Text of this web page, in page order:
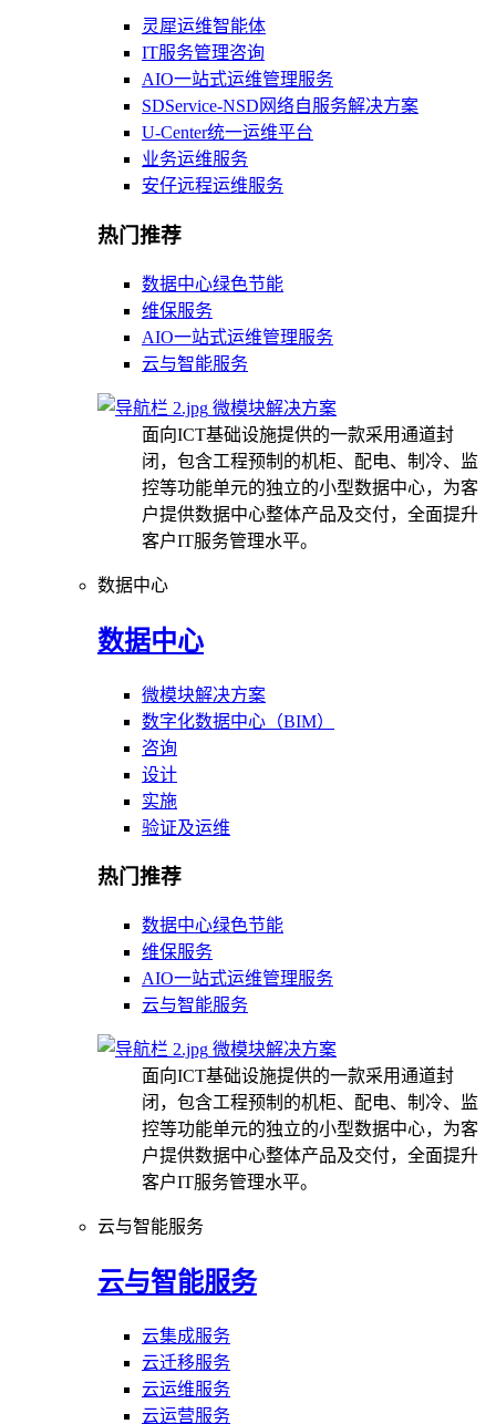
灵犀运维智能体
IT服务管理咨询
AIO一站式运维管理服务
SDService-NSD网络自服务解决方案
U-Center统一运维平台
业务运维服务
安仔远程运维服务
热门推荐
数据中心绿色节能
维保服务
AIO一站式运维管理服务
云与智能服务
微模块解决方案
面向ICT基础设施提供的一款采用通道封
闭，包含工程预制的机柜、配电、制冷、监
控等功能单元的独立的小型数据中心，为客
户提供数据中心整体产品及交付，全面提升
客户IT服务管理水平。
数据中心
数据中心
微模块解决方案
数字化数据中心（BIM）
咨询
设计
实施
验证及运维
热门推荐
数据中心绿色节能
维保服务
AIO一站式运维管理服务
云与智能服务
微模块解决方案
面向ICT基础设施提供的一款采用通道封
闭，包含工程预制的机柜、配电、制冷、监
控等功能单元的独立的小型数据中心，为客
户提供数据中心整体产品及交付，全面提升
客户IT服务管理水平。
云与智能服务
云与智能服务
云集成服务
云迁移服务
云运维服务
云运营服务